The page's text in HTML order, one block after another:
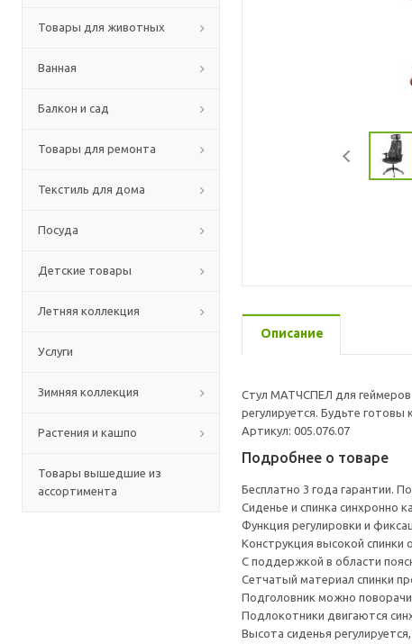
Товары для животных
Ванная
Балкон и сад
Товары для ремонта
Текстиль для дома
Посуда
Детские товары
Летняя коллекция
Услуги
Зимняя коллекция
Растения и кашпо
Товары вышедшие из
ассортимента
Описание
Стул МАТЧСПЕЛ для геймеров
регулируется. Будьте готовы
Артикул: 005.076.07
Подробнее о товаре
Бесплатно 3 года гарантии.
Сиденье и спинка синхронно
Функция регулировки и
Конструкция высокой спинки
С поддержкой в области
Сетчатый материал спинки
Подголовник можно
Подлокотники двигаются
Высота сиденья